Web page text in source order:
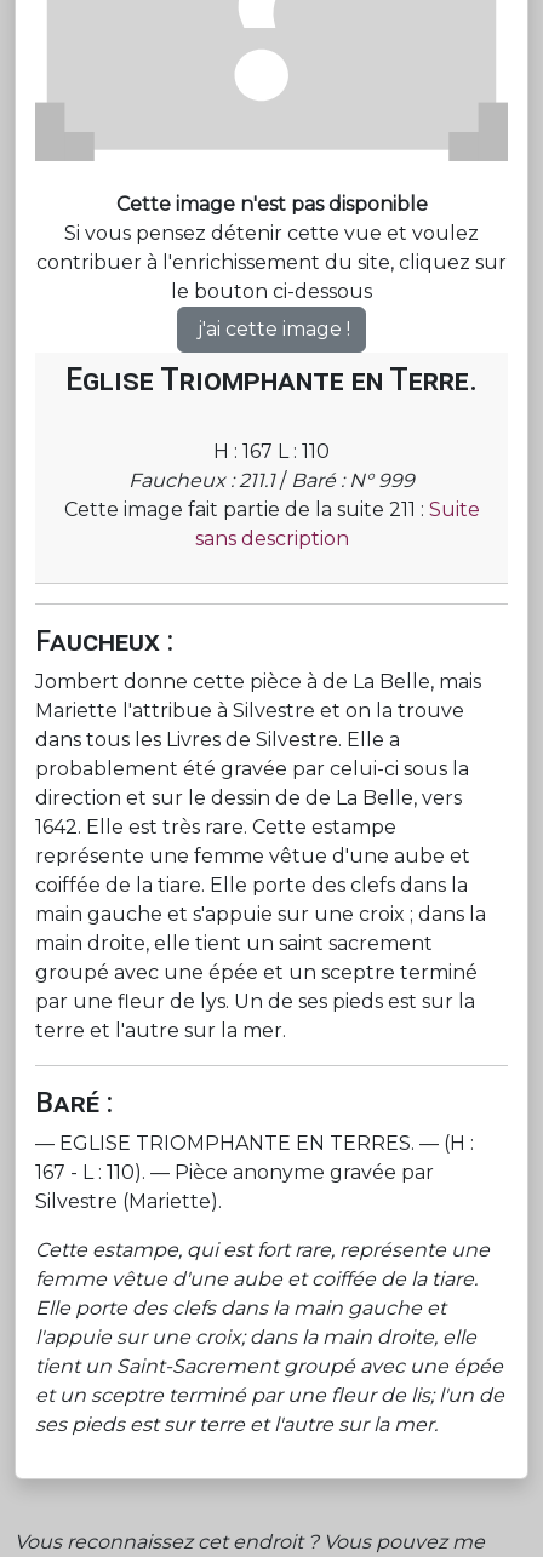
Cette image n'est pas disponible
Si vous pensez détenir cette vue et voulez
contribuer à l'enrichissement du site, cliquez sur
le bouton ci-dessous
j'ai cette image !
Eglise Triomphante en Terre.
H : 167 L : 110
Faucheux : 211.1/ Baré : N° 999
Cette image fait partie de la suite 211 : Suite
sans description
Faucheux :
Jombert donne cette pièce à de La Belle, mais
Mariette l'attribue à Silvestre et on la trouve
dans tous les Livres de Silvestre. Elle a
probablement été gravée par celui-ci sous la
direction et sur le dessin de de La Belle, vers
1642. Elle est très rare. Cette estampe
représente une femme vêtue d'une aube et
coiffée de la tiare. Elle porte des clefs dans la
main gauche et s'appuie sur une croix ; dans la
main droite, elle tient un saint sacrement
groupé avec une épée et un sceptre terminé
par une fleur de lys. Un de ses pieds est sur la
terre et l'autre sur la mer.
Baré :
— EGLISE TRIOMPHANTE EN TERRES. — (H :
167 - L : 110). — Pièce anonyme gravée par
Silvestre (Mariette).
Cette estampe, qui est fort rare, représente une
femme vêtue d'une aube et coiffée de la tiare.
Elle porte des clefs dans la main gauche et
l'appuie sur une croix; dans la main droite, elle
tient un Saint-Sacrement groupé avec une épée
et un sceptre terminé par une fleur de lis; l'un de
ses pieds est sur terre et l'autre sur la mer.
Vous reconnaissez cet endroit ? Vous pouvez me